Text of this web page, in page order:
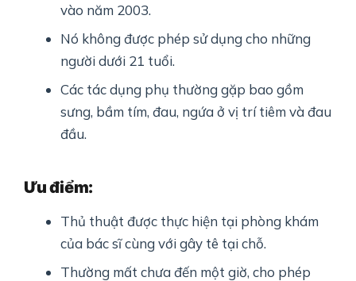
vào năm 2003.
Nó không được phép sử dụng cho những
người dưới 21 tuổi.
Các tác dụng phụ thường gặp bao gồm
sưng, bầm tím, đau, ngứa ở vị trí tiêm và đau
đầu.
Ưu điểm:
Thủ thuật được thực hiện tại phòng khám
của bác sĩ cùng với gây tê tại chỗ.
Thường mất chưa đến một giờ, cho phép